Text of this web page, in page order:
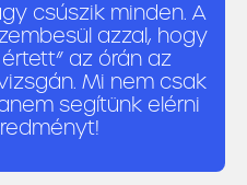
csúszik minden. A
azzal, hogy
az órán az
Mi nem csak
segítünk elérni